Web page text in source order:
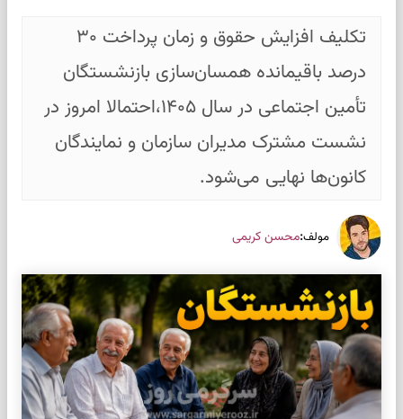
تکلیف افزایش حقوق و زمان پرداخت ۳۰
درصد باقیمانده همسان‌سازی بازنشستگان
تأمین اجتماعی در سال ۱۴۰۵،احتمالا امروز در
نشست مشترک مدیران سازمان و نمایندگان
کانون‌ها نهایی می‌شود.
مولف:محسن کریمی